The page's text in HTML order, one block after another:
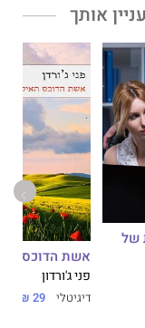
אותך
של
אשת הדוכס
פני ג'ורדון
דיגיטלי 29 ₪